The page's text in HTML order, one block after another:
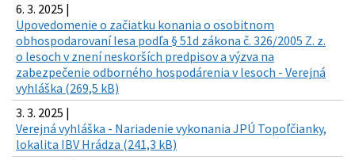
6. 3. 2025 |
Upovedomenie o začiatku konania o osobitnom
obhospodarovaní lesa podľa § 51d zákona č. 326/2005 Z. z.
o lesoch v znení neskorších predpisov a výzva na
zabezpečenie odborného hospodárenia v lesoch - Verejná
vyhláška (269,5 kB)
3. 3. 2025 |
Verejná vyhláška - Nariadenie vykonania JPÚ Topoľčianky,
lokalita IBV Hrádza (241,3 kB)